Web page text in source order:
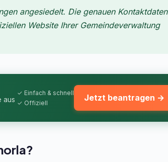
angesiedelt. Die genauen Kontaktdaten
Website Ihrer Gemeindeverwaltung
aus
✓ Einfach & schnell
✓ Offiziell
Jetzt beantragen →